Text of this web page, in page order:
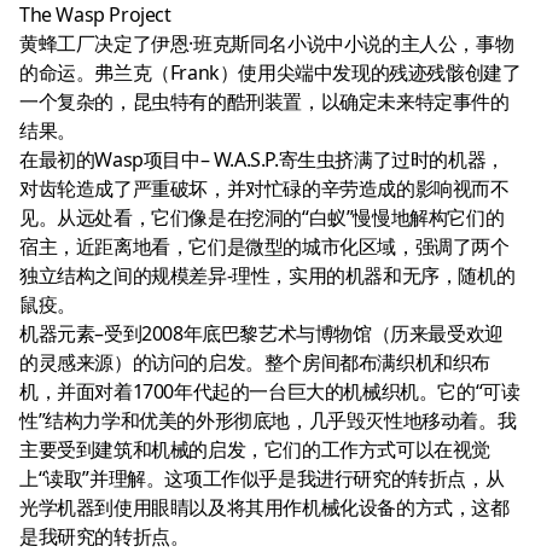
The Wasp Project
黄蜂工厂决定了伊恩·班克斯同名小说中小说的主人公，事物
的命运。弗兰克（Frank）使用尖端中发现的残迹残骸创建了
一个复杂的，昆虫特有的酷刑装置，以确定未来特定事件的
结果。
在最初的Wasp项目中– W.A.S.P.寄生虫挤满了过时的机器，
对齿轮造成了严重破坏，并对忙碌的辛劳造成的影响视而不
见。从远处看，它们像是在挖洞的“白蚁”慢慢地解构它们的
宿主，近距离地看，它们是微型的城市化区域，强调了两个
独立结构之间的规模差异-理性，实用的机器和无序，随机的
鼠疫。
机器元素–受到2008年底巴黎艺术与博物馆（历来最受欢迎
的灵感来源）的访问的启发。整个房间都布满织机和织布
机，并面对着1700年代起的一台巨大的机械织机。它的“可读
性”结构力学和优美的外形彻底地，几乎毁灭性地移动着。我
主要受到建筑和机械的启发，它们的工作方式可以在视觉
上“读取”并理解。这项工作似乎是我进行研究的转折点，从
光学机器到使用眼睛以及将其用作机械化设备的方式，这都
是我研究的转折点。